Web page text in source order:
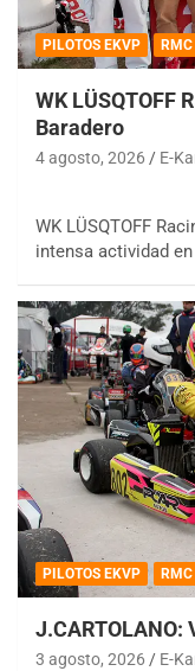
PILOTOS EKVP RMC
WK LÜSQTOFF
Baradero
4 agosto, 2026 E-
WK LÜSQTOFF
intensa actividad
PILOTOS EKVP
3 agosto, 2026 E-